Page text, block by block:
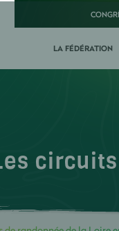
LA FÉDÉRATION